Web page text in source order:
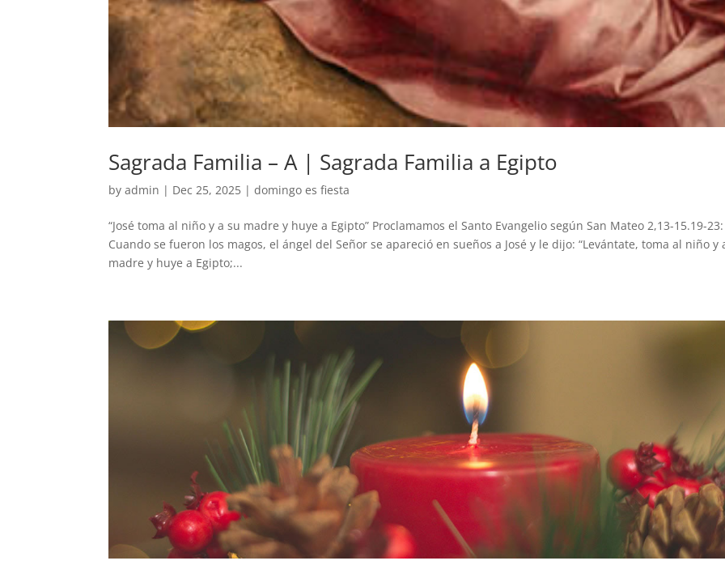
Sagrada Familia – A | Sagrada Familia a Egipto
byadmin | Dec 25, 2025 |domingo es fiesta
“José toma al niño y a su madre y huye a Egipto” Proclamamos el Santo Evangelio según San Mateo 2,13-15.19-23:
Cuando se fueron los magos, el ángel del Señor se apareció en sueños a José y le dijo: “Levántate, toma al niño y
madre y huye a Egipto;...